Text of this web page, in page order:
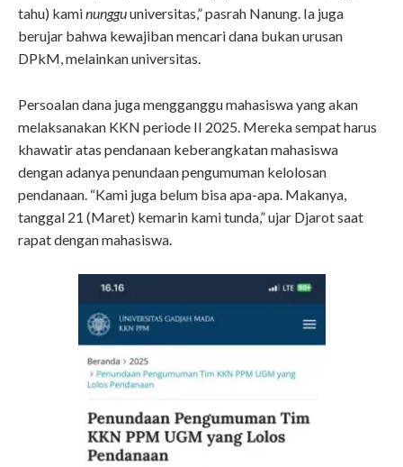
tahu) kaminungguuniversitas,” pasrah Nanung. Ia juga
berujar bahwa kewajiban mencari dana bukan urusan
DPkM, melainkan universitas.
Persoalan dana juga mengganggu mahasiswa yang akan
melaksanakan KKN periode II 2025. Mereka sempat harus
khawatir atas pendanaan keberangkatan mahasiswa
dengan adanya penundaan pengumuman kelolosan
pendanaan. “Kami juga belum bisa apa-apa. Makanya,
tanggal 21 (Maret) kemarin kami tunda,” ujar Djarot saat
rapat dengan mahasiswa.